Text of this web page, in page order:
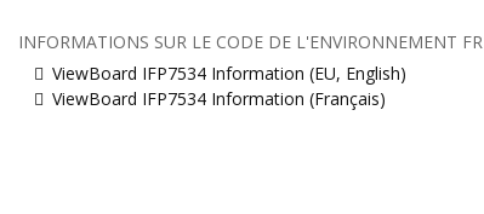
INFORMATIONS SUR LE CODE DE L'ENVIRONNEMENT FR
ViewBoard IFP7534 Information (EU, English)
ViewBoard IFP7534 Information (Français)